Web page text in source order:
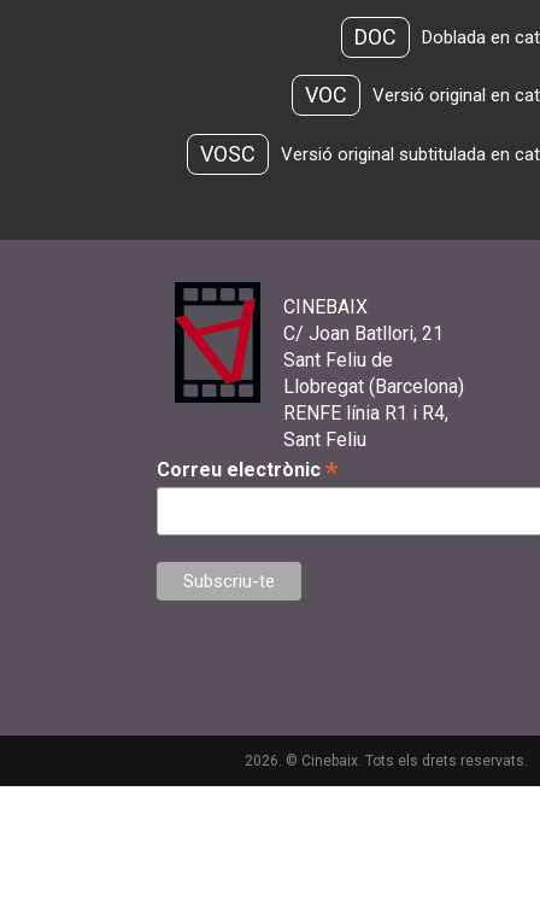
DOC Doblada en
VOC Versió original en
VOSC Versió original subtitulada en
CINEBAIX
C/ Joan Batllori, 21
Sant Feliu de
Llobregat (Barcelona)
RENFE línia R1 i R4,
Sant Feliu
Correu electrònic *
2026. © Cinebaix. Tots els drets reservats.